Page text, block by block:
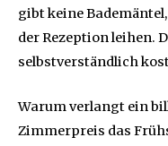
gibt keine
der Rezeption leihen.
selbstverständlich
Warum verlangt ein
Zimmerpreis das